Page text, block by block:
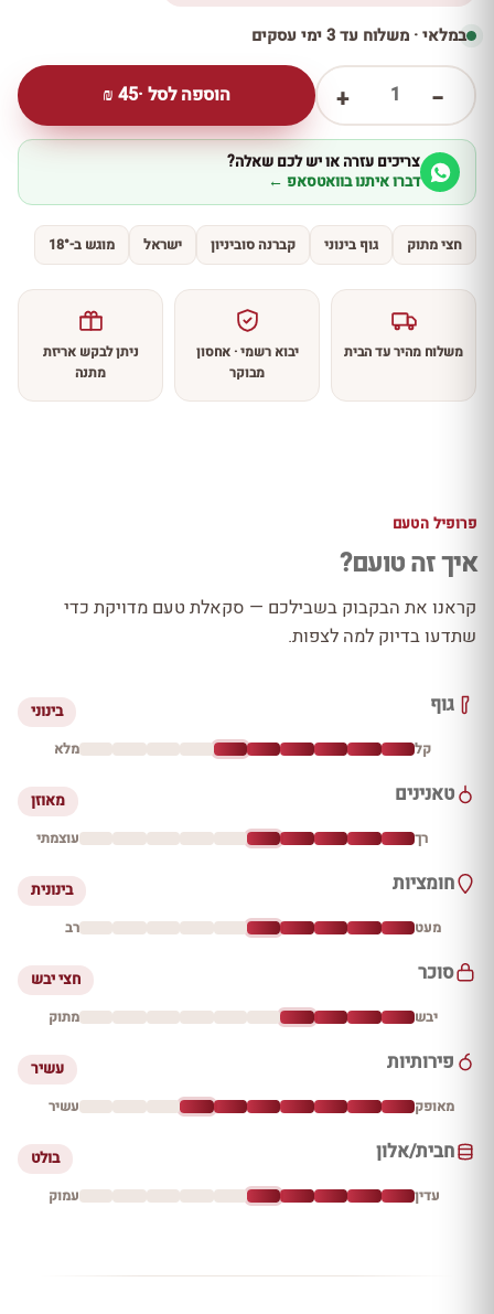
במלאי · משלוח עד 3 ימי עסקים
−
1
+ הוספה לסל ·45
₪
צריכים עזרה או יש לכם שאלה?
דברו איתנו בוואטסאפ ←
חצי מתוק גוף בינוני קברנה סוביניון ישראל מוגש ב-18°
משלוח מהיר עד הבית
יבוא רשמי · אחסון
מבוקר
ניתן לבקש אריזת
מתנה
פרופיל הטעם
איך זה טועם?
קראנו את הבקבוק בשבילכם — סקאלת טעם מדויקת כדי
שתדעו בדיוק למה לצפות.
גוף בינוני
קל מלא
טאנינים מאוזן
רך עוצמתי
חומציות בינונית
מעט רב
סוכר חצי יבש
יבש מתוק
פירותיות עשיר
מאופק עשיר
חבית/אלון בולט
עדין עמוק